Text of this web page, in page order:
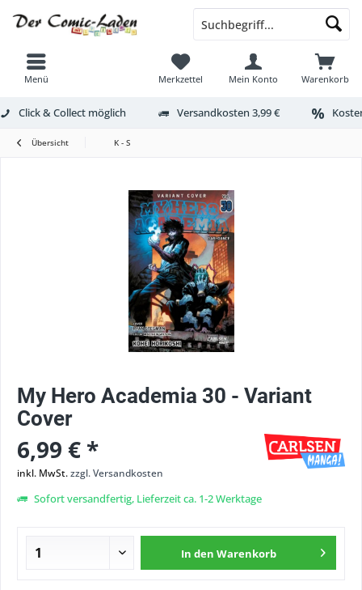
Menü Warenkorb
Merkzettel Mein Konto
Click & Collect möglich Versandkosten 3,99 €
Übersicht K - S
My Hero Academia 30 - Variant
Cover
6,99 € *
inkl. MwSt.zzgl. Versandkosten
Sofort versandfertig, Lieferzeit ca. 1-2 Werktage
In den Warenkorb